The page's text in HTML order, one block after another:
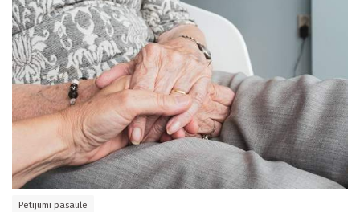
Pētījumi pasaulē